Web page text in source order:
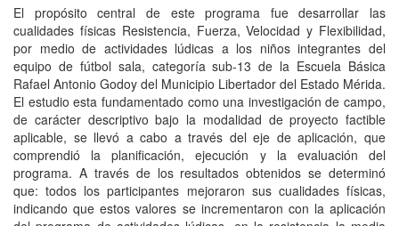
El propósito central de este programa fue desarrollar las
cualidades físicas Resistencia, Fuerza, Velocidad y Flexibilidad,
por medio de actividades lúdicas a los niños integrantes del
equipo de fútbol sala, categoría sub-13 de la Escuela Básica
Rafael Antonio Godoy del Municipio Libertador del Estado Mérida.
El estudio esta fundamentado como una investigación de campo,
de carácter descriptivo bajo la modalidad de proyecto factible
aplicable, se llevó a cabo a través del eje de aplicación, que
comprendió la planificación, ejecución y la evaluación del
programa. A través de los resultados obtenidos se determinó
que: todos los participantes mejoraron sus cualidades físicas,
indicando que estos valores se incrementaron con la aplicación